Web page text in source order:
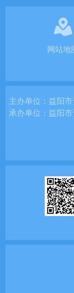
网站地
主办单位：益阳
承办单位：益阳